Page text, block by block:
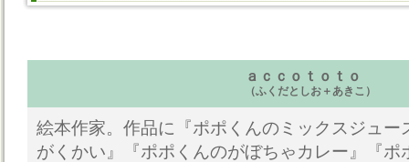
ａｃｃｏｔｏｔｏ
（ふくだとしお＋あきこ）
絵本作家。作品に『ポポくんのミックスジュー
がくかい』『ポポくんのがぼちゃカレー』『ポ